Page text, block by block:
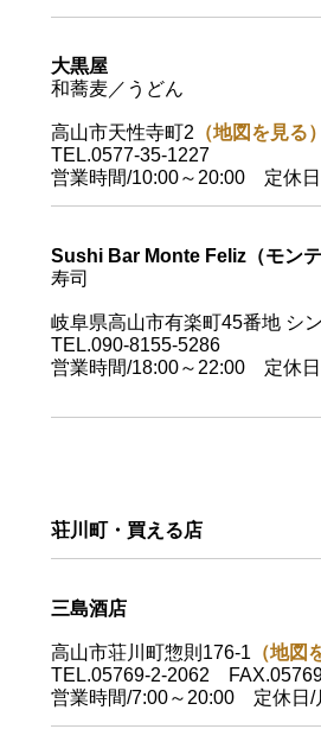
大黒屋
和蕎麦／うどん
高山市天性寺町2 （地図を見る
TEL.0577-35-1227
営業時間/10:00～20:00 定休
Sushi Bar Monte Feliz（モン
寿司
岐阜県高山市有楽町45番地 シ
TEL.090-8155-5286
営業時間/18:00～22:00 定休
荘川町・買える店
三島酒店
高山市荘川町惣則176-1 （地図
TEL.05769-2-2062
営業時間/7:00～20:00 定休日/